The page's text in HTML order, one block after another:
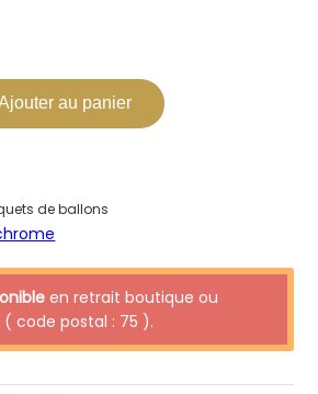
au panier
de ballons
en retrait boutique ou
( code postal : 75 ).